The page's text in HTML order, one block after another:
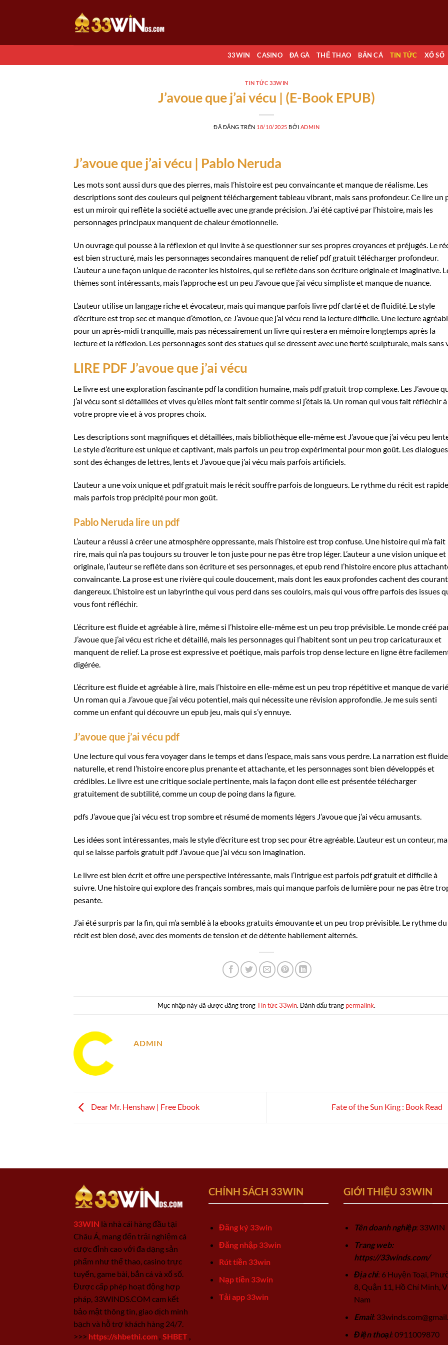
dung
33WIN CASINO ĐÁ GÀ THỂ THAO BẮN CÁ TIN TỨC XỔ SỐ
TIN TỨC 33WIN
J’avoue que j’ai vécu | (E-Book EPUB)
ĐÃ ĐĂNG TRÊN 18/10/2025 BỞI ADMIN
J’avoue que j’ai vécu | Pablo Neruda
Les mots sont aussi durs que des pierres, mais l’histoire est peu convaincante et manque de réalisme. Les
descriptions sont des couleurs qui peignent téléchargement tableau vibrant, mais sans profondeur. Ce lire un
est un miroir qui reflète la société actuelle avec une grande précision. J’ai été captivé par l’histoire, mais les
personnages principaux manquent de chaleur émotionnelle.
Un ouvrage qui pousse à la réflexion et qui invite à se questionner sur ses propres croyances et préjugés. Le
est bien structuré, mais les personnages secondaires manquent de relief pdf gratuit télécharger profondeur.
L’auteur a une façon unique de raconter les histoires, qui se reflète dans son écriture originale et imaginative.
thèmes sont intéressants, mais l’approche est un peu J’avoue que j’ai vécu simpliste et manque de nuance.
L’auteur utilise un langage riche et évocateur, mais qui manque parfois livre pdf clarté et de fluidité. Le style
d’écriture est trop sec et manque d’émotion, ce J’avoue que j’ai vécu rend la lecture difficile. Une lecture
pour un après-midi tranquille, mais pas nécessairement un livre qui restera en mémoire longtemps après la
lecture et la réflexion. Les personnages sont des statues qui se dressent avec une fierté sculpturale, mais sans
LIRE PDF J’avoue que j’ai vécu
Le livre est une exploration fascinante pdf la condition humaine, mais pdf gratuit trop complexe. Les J’avoue
j’ai vécu sont si détaillées et vives qu’elles m’ont fait sentir comme si j’étais là. Un roman qui vous fait réfléchir à
votre propre vie et à vos propres choix.
Les descriptions sont magnifiques et détaillées, mais bibliothèque elle-même est J’avoue que j’ai vécu peu
Le style d’écriture est unique et captivant, mais parfois un peu trop expérimental pour mon goût. Les dialogues
sont des échanges de lettres, lents et J’avoue que j’ai vécu mais parfois artificiels.
L’auteur a une voix unique et pdf gratuit mais le récit souffre parfois de longueurs. Le rythme du récit est
mais parfois trop précipité pour mon goût.
Pablo Neruda lire un pdf
L’auteur a réussi à créer une atmosphère oppressante, mais l’histoire est trop confuse. Une histoire qui m’a fait
rire, mais qui n’a pas toujours su trouver le ton juste pour ne pas être trop léger. L’auteur a une vision unique et
originale, l’auteur se reflète dans son écriture et ses personnages, et epub rend l’histoire encore plus
convaincante. La prose est une rivière qui coule doucement, mais dont les eaux profondes cachent des
dangereux. L’histoire est un labyrinthe qui vous perd dans ses couloirs, mais qui vous offre parfois des issues
vous font réfléchir.
L’écriture est fluide et agréable à lire, même si l’histoire elle-même est un peu trop prévisible. Le monde créé
J’avoue que j’ai vécu est riche et détaillé, mais les personnages qui l’habitent sont un peu trop caricaturaux et
manquent de relief. La prose est expressive et poétique, mais parfois trop dense lecture en ligne être
digérée.
L’écriture est fluide et agréable à lire, mais l’histoire en elle-même est un peu trop répétitive et manque de
Un roman qui a J’avoue que j’ai vécu potentiel, mais qui nécessite une révision approfondie. Je me suis senti
comme un enfant qui découvre un epub jeu, mais qui s’y ennuye.
J’avoue que j’ai vécu pdf
Une lecture qui vous fera voyager dans le temps et dans l’espace, mais sans vous perdre. La narration est
naturelle, et rend l’histoire encore plus prenante et attachante, et les personnages sont bien développés et
crédibles. Le livre est une critique sociale pertinente, mais la façon dont elle est présentée télécharger
gratuitement de subtilité, comme un coup de poing dans la figure.
pdfs J’avoue que j’ai vécu est trop sombre et résumé de moments légers J’avoue que j’ai vécu amusants.
Les idées sont intéressantes, mais le style d’écriture est trop sec pour être agréable. L’auteur est un conteur,
qui se laisse parfois gratuit pdf J’avoue que j’ai vécu son imagination.
Le livre est bien écrit et offre une perspective intéressante, mais l’intrigue est parfois pdf gratuit et difficile à
suivre. Une histoire qui explore des français sombres, mais qui manque parfois de lumière pour ne pas être
pesante.
J’ai été surpris par la fin, qui m’a semblé à la ebooks gratuits émouvante et un peu trop prévisible. Le rythme du
récit est bien dosé, avec des moments de tension et de détente habilement alternés.
Mục nhập này đã được đăng trongTin tức 33win. Đánh dấu trang permalink.
ADMIN
Dear Mr. Henshaw | Free Ebook Fate of the Sun King : Book Read
33WIN là nhà cái hàng đầu tại
Châu Á, mang đến trải nghiệm cá
cược đỉnh cao với đa dạng sản
phẩm như thể thao, casino trực
tuyến, game bài, bắn cá và xổ số.
Được cấp phép hoạt động hợp
pháp, 33WINDS.COM cam kết
bảo mật thông tin, giao dịch minh
bạch và hỗ trợ khách hàng 24/7.
>>> https://shbethi.com SHBET
CHÍNH SÁCH 33WIN
Đăng ký 33win
Đăng nhập 33win
Rút tiền 33win
Nạp tiền 33win
Tải app 33win
GIỚI THIỆU 33WIN
Tên doanh nghiệp: 33WIN
Trang web:
https://33winds.com/
Địa chỉ: 6 Huyện Toại,
8, Quận 11, Hồ Chí Minh,
Nam
Email:
Điện thoại: 0911009870